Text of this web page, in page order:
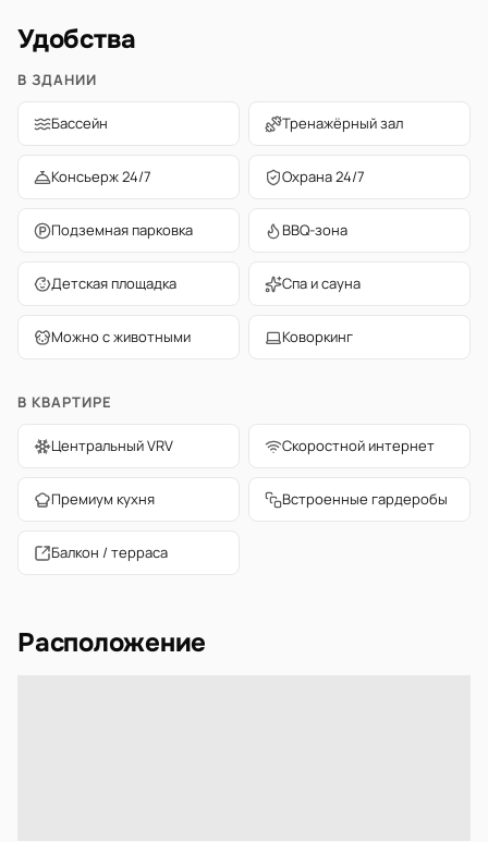
Удобства
В ЗДАНИИ
Бассейн Тренажёрный зал
Консьерж 24/7 Охрана 24/7
Подземная парковка BBQ-зона
Детская площадка Спа и сауна
Можно с животными Коворкинг
В КВАРТИРЕ
Центральный VRV Скоростной интернет
Премиум кухня Встроенные гардеробы
Балкон / терраса
Расположение